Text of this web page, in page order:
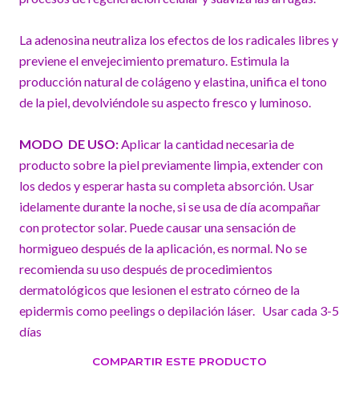
La adenosina neutraliza los efectos de los radicales libres y
previene el envejecimiento prematuro. Estimula la
producción natural de colágeno y elastina, unifica el tono
de la piel, devolviéndole su aspecto fresco y luminoso.
MODO DE USO:Aplicar la cantidad necesaria de
producto sobre la piel previamente limpia, extender con
los dedos y esperar hasta su completa absorción. Usar
idelamente durante la noche, si se usa de día acompañar
con protector solar. Puede causar una sensación de
hormigueo después de la aplicación, es normal. No se
recomienda su uso después de procedimientos
dermatológicos que lesionen el estrato córneo de la
epidermis como peelings o depilación láser. Usar cada 3-5
días
COMPARTIR ESTE PRODUCTO